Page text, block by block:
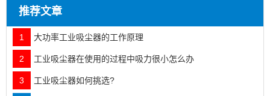
推荐文章
1 大功率工业吸尘器的工作原理
2 工业吸尘器在使用的过程中吸力很小怎么办
3 工业吸尘器如何挑选?